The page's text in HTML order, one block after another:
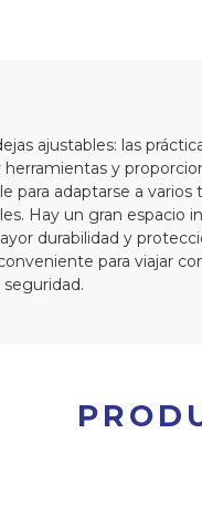
ajustables: las
y
para adaptarse a
Hay un gran espacio
durabilidad y
para viajar